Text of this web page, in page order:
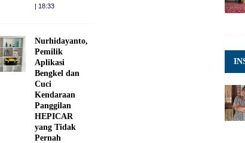
| 18:33
Nurhidayanto,
Pemilik
Aplikasi
Bengkel dan
Cuci
Kendaraan
Panggilan
HEPICAR
yang Tidak
Pernah